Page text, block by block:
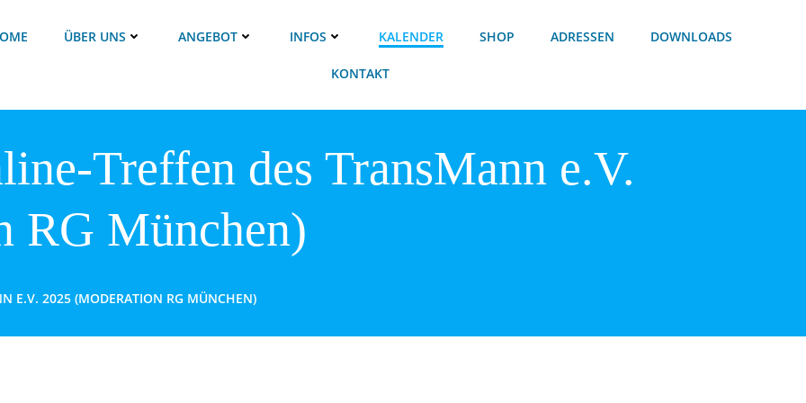
ÜBER UNS ANGEBOT INFOS KALENDER SHOP ADRESSEN DOWNLOADS
KONTAKT
Treffen des TransMann e.V.
RG München)
E.V. 2025 (MODERATION RG MÜNCHEN)